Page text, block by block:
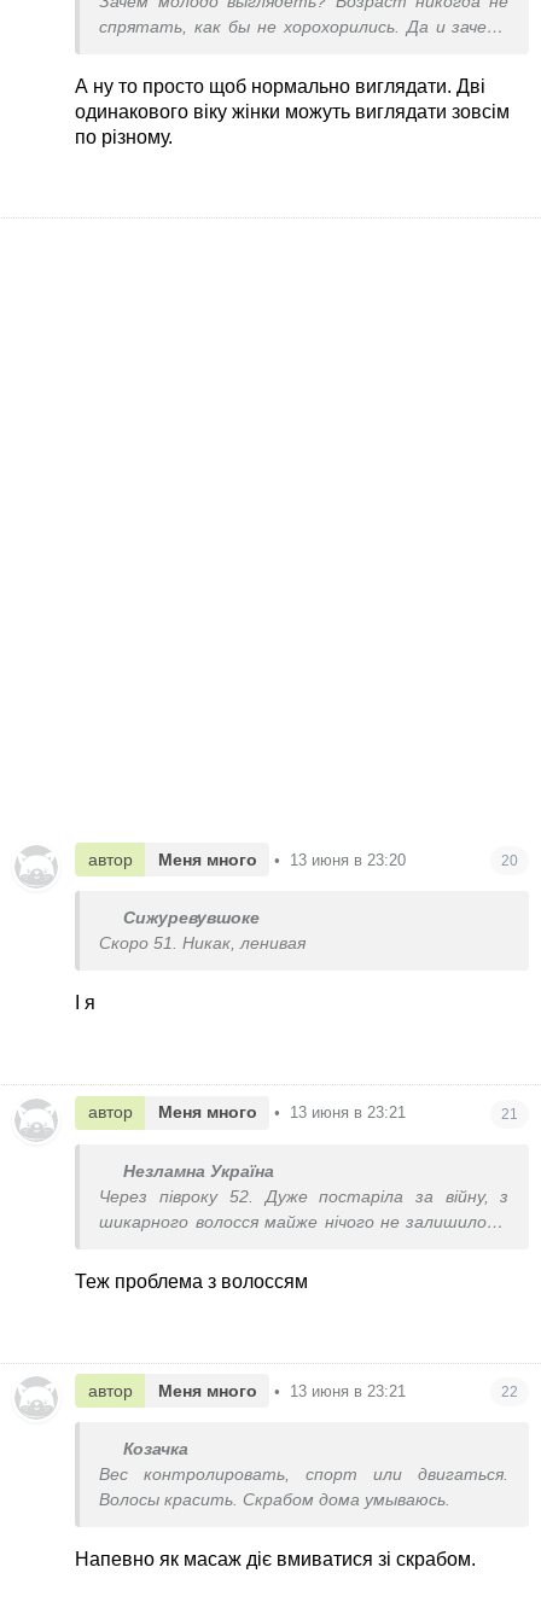
спрятать, как бы не хорохорились. Да и зачем?
А ну то просто щоб нормально виглядати. Дві
одинакового віку жінки можуть виглядати зовсім
по різному.
автор Меня много • 13 июня в 23:20 20
Сижуревувшоке
Скоро 51. Никак, ленивая
І я
автор Меня много • 13 июня в 23:21 21
Незламна Україна
Через півроку 52. Дуже постаріла за війну, з
шикарного волосся майже нічого не залишилось.
зробити не можу((
Теж проблема з волоссям
автор Меня много • 13 июня в 23:21 22
Козачка
Вес контролировать, спорт или двигаться.
Волосы красить. Скрабом дома умываюсь.
Напевно як масаж діє вмиватися зі скрабом.